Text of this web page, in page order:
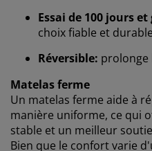
Essai de 100 jours
choix fiable et durable
Réversible: prolonge
Matelas ferme
Un matelas ferme aide à
manière uniforme, ce qui
stable et un meilleur
Bien que le confort varie
Nous
Chez JYSK, nous utilisons
identifiants mobiles pour
expérience lorsque vous
cookies collectent des
afin de garantir le bon
générer des statistiques et
publicités pertinentes.